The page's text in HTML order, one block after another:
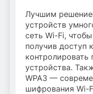
Лучшим
устройств
сеть Wi-Fi,
получив доступ
устройства.
WPA3 —
шифрования Wi-